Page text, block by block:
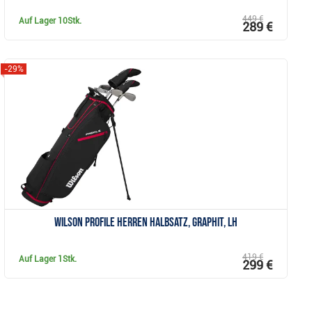
Auf Lager 10Stk. 449 €
289 €
Wilson Profile Herren Halbsatz, Graphit, LH
-29%
Auf Lager 1Stk. 419 €
299 €
Anzeigen